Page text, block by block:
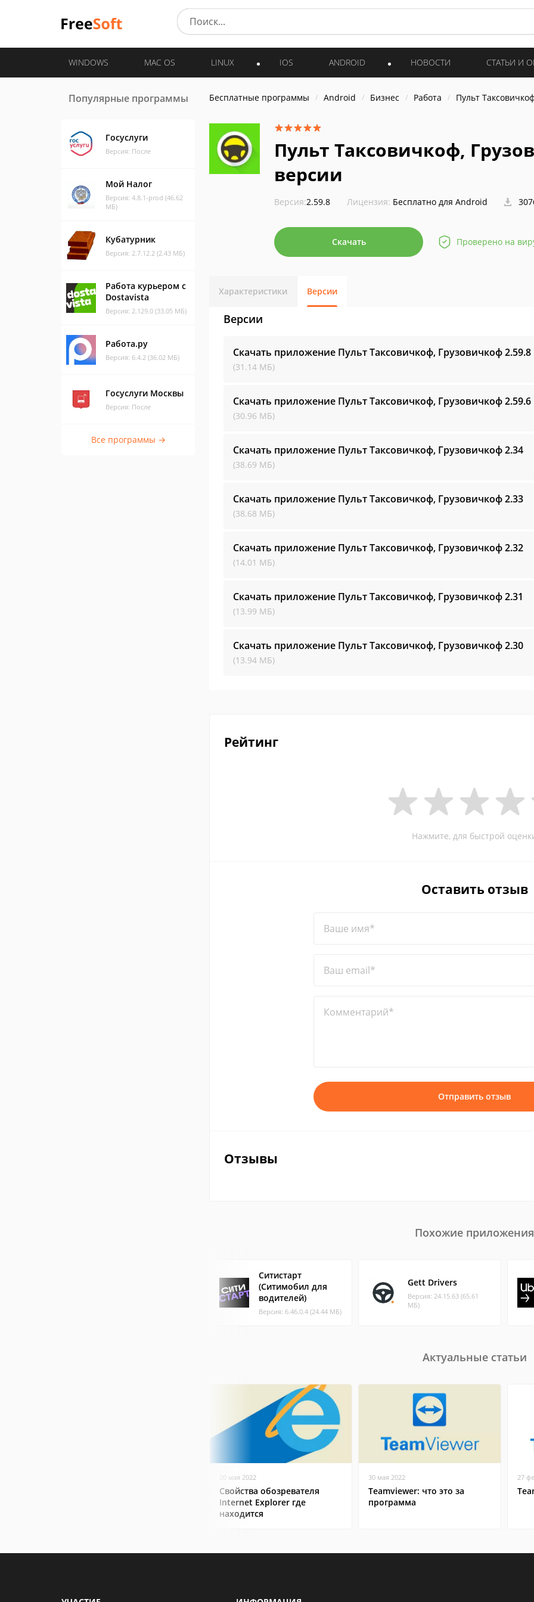
WINDOWS MAC OS LINUX IOS ANDROID НОВОСТИ СТАТЬИ И
Популярные программы
Госуслуги
Версия: После
Мой Налог
Версия: 4.8.1-prod (46.62
МБ)
Кубатурник
Версия: 2.7.12.2 (2.43 МБ)
Работа курьером с
Dostavista
Версия: 2.129.0 (33.05 МБ)
Работа.ру
Версия: 6.4.2 (36.02 МБ)
Госуслуги Москвы
Версия: После
Все программы →
Бесплатные программы Android Бизнес Работа Пульт
Пульт Таксовичкоф,
версии
Версия:2.59.8 Лицензия: Бесплатно для Android
Скачать Проверено на
Характеристики Версии
Версии
Скачать приложение Пульт Таксовичкоф, Грузовичкоф2.59.8
(31.14 МБ)
Скачать приложение Пульт Таксовичкоф, Грузовичкоф2.59.6
(30.96 МБ)
Скачать приложение Пульт Таксовичкоф, Грузовичкоф2.34
(38.69 МБ)
Скачать приложение Пульт Таксовичкоф, Грузовичкоф2.33
(38.68 МБ)
Скачать приложение Пульт Таксовичкоф, Грузовичкоф2.32
(14.01 МБ)
Скачать приложение Пульт Таксовичкоф, Грузовичкоф2.31
(13.99 МБ)
Скачать приложение Пульт Таксовичкоф, Грузовичкоф2.30
(13.94 МБ)
Рейтинг
Нажмите, для быстрой
Оставить отзыв
Ваше имя*
Ваш email*
Комментарий*
Отправить отзыв
Отзывы
Похожие приложения
Ситистарт
(Ситимобил для
водителей)
Версия: 6.46.0.4 (24.44 МБ)
Gett Drivers
Версия: 24.15.63 (65.61
МБ)
Актуальные статьи
20 мая 2022
Свойства обозревателя
Internet Explorer где
находится
30 мая 2022
Teamviewer: что это за
программа
27